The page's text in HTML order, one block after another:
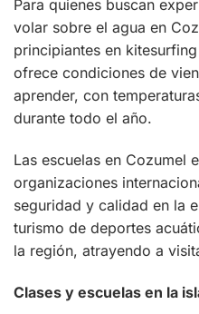
Para quienes buscan
volar sobre el agua en
principiantes en
ofrece condiciones de
aprender, con
durante todo el año.
Las escuelas en Cozumel
organizaciones
seguridad y calidad en la
turismo de deportes
la región, atrayendo a
Clases y escuelas en la